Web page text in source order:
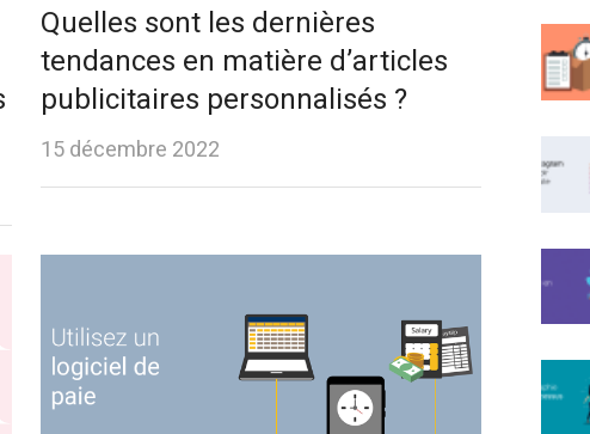
Quelles sont les dernières
tendances en matière d’articles
publicitaires personnalisés ?
15 décembre 2022